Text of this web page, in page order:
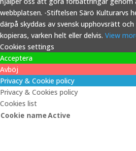
webbplatsen. -Stiftelsen Särö Kulturarvs
därpå skyddas av svensk upphovsrätt
kopieras, varken helt eller delvis. View
Cookies settings
Acceptera
Avböj
Privacy & Cookie policy
Privacy & Cookies policy
Cookies list
Cookie nameActive